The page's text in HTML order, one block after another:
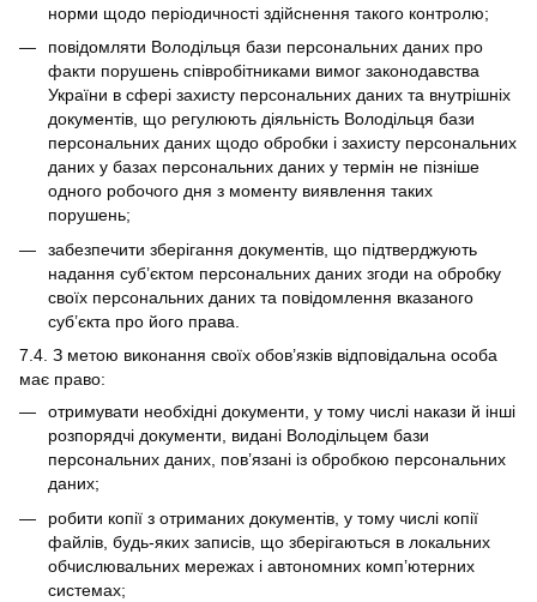
норми щодо періодичності здійснення такого контролю;
повідомляти Володільця бази персональних даних про
факти порушень співробітниками вимог законодавства
України в сфері захисту персональних даних та внутрішніх
документів, що регулюють діяльність Володільця бази
персональних даних щодо обробки і захисту персональних
даних у базах персональних даних у термін не пізніше
одного робочого дня з моменту виявлення таких
порушень;
забезпечити зберігання документів, що підтверджують
надання суб’єктом персональних даних згоди на обробку
своїх персональних даних та повідомлення вказаного
суб’єкта про його права.
7.4. З метою виконання своїх обов’язків відповідальна особа
має право:
отримувати необхідні документи, у тому числі накази й інші
розпорядчі документи, видані Володільцем бази
персональних даних, пов’язані із обробкою персональних
даних;
робити копії з отриманих документів, у тому числі копії
файлів, будь-яких записів, що зберігаються в локальних
обчислювальних мережах і автономних комп’ютерних
системах;